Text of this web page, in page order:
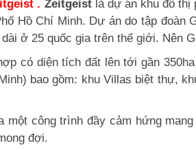
. Zeitgeist là dự án khu đô
Hồ Chí Minh. Dự án do tập
ở 25 quốc gia trên thế giới. Nên
có diện tích đất lên tới gần
bao gồm: khu Villas biệt thự,
một công trình đầy cảm hứng
đợi.